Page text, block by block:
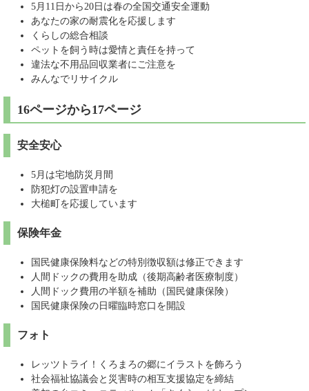
5月11日から20日は春の全国交通安全運動
あなたの家の耐震化を応援します
くらしの総合相談
ペットを飼う時は愛情と責任を持って
違法な不用品回収業者にご注意を
みんなでリサイクル
16ページから17ページ
安全安心
5月は宅地防災月間
防犯灯の設置申請を
大槌町を応援しています
保険年金
国民健康保険料などの特別徴収額は修正できます
人間ドックの費用を助成（後期高齢者医療制度）
人間ドック費用の半額を補助（国民健康保険）
国民健康保険の日曜臨時窓口を開設
フォト
レッツトライ！くろまろの郷にイラストを飾ろう
社会福祉協議会と災害時の相互支援協定を締結